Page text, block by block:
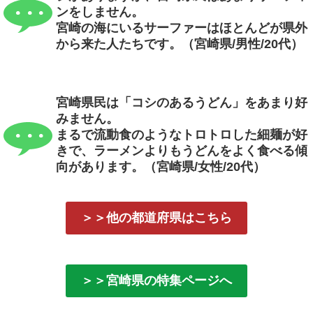
ンをしません。
宮崎の海にいるサーファーはほとんどが県外
から来た人たちです。（宮崎県/男性/20代）
宮崎県民は「コシのあるうどん」をあまり好
みません。
まるで流動食のようなトロトロした細麺が好
きで、ラーメンよりもうどんをよく食べる傾
向があります。（宮崎県/女性/20代）
＞＞他の都道府県はこちら
＞＞宮崎県の特集ページへ